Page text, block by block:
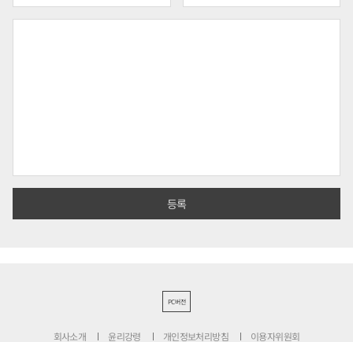
PC버전
회사소개 윤리강령 개인정보처리방침 이용자위원회